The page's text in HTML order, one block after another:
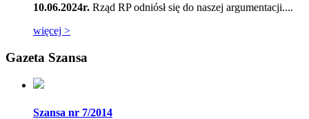
10.06.2024r. Rząd RP odniósł się do naszej argumentacji....
więcej >
Gazeta Szansa
Szansa nr 7/2014